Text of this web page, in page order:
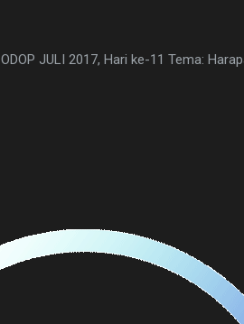
ODOP JULI 2017, Hari ke-11 Tema: